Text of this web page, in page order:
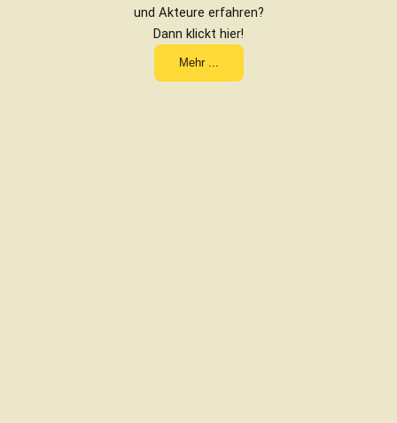
und Akteure erfahren?
Dann klickt hier!
Mehr ...